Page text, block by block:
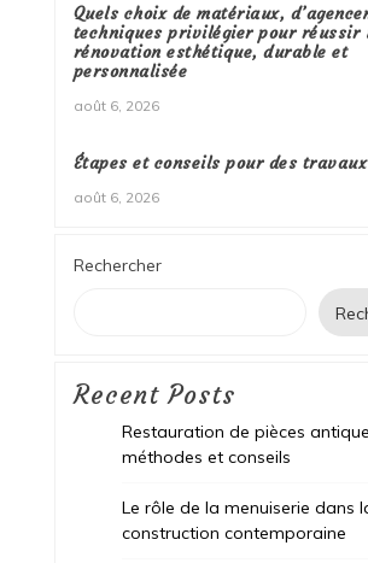
Quels choix de matériaux,
techniques privilégier pour réussir
rénovation esthétique, durable et
personnalisée
août 6, 2026
Étapes et conseils pour des
août 6, 2026
Rechercher
Recent Posts
Restauration de pièces
méthodes et conseils
Le rôle de la menuiserie dans
construction contemporaine